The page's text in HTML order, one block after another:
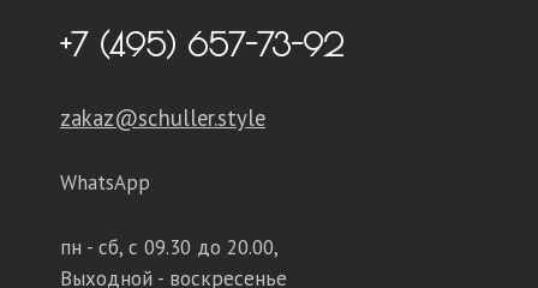
+7 (495) 657-73-92
zakaz@schuller.style
WhatsApp
пн - сб, с 09.30 до 20.00,
Выходной - воскресенье